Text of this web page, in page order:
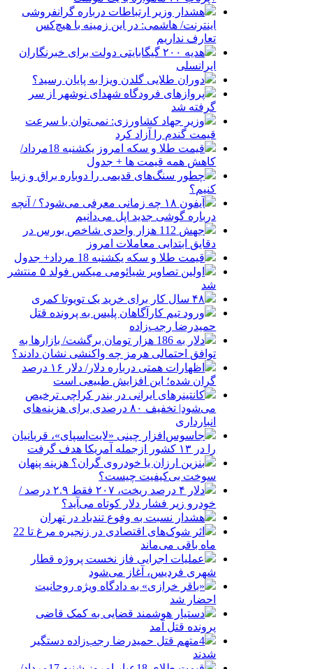
هشدار وزیر ارتباطات درباره گرانفروشی
اینترنت/ هاشمی: در این زمینه با هیچ‌کس
تعارف نداریم
هدیه ۲۰۰ گیگابایتی دولت برای خبرنگاران
ایرانسلی
دوران طلایی گلدن ویزا به پایان رسید؟
پروازهای فرودگاه شهدای نوشهر از سر
گرفته شد
وزیر جهاد کشاورزی: نمی‌توان با سرعت
قیمت گندم را آزاد کرد
قیمت طلا و سکه امروز یکشنبه 18مرداد/
کاهش همه قیمت ها + جدول
چطور سنگ‌های قدیمی را دوباره براق و زیبا
کنیم؟
آیفون ۱۸ چه زمانی معرفی می‌شود؟ / آنچه
درباره گوشی جدید اپل می‌دانیم
جهش 112 هزار واحدی شاخص بورس در
دقایق ابتدایی معاملات امروز
قیمت طلا و سکه یکشنبه 18 مرداد+ جدول
اولین تصاویر شیائومی میکس فولد ۵ منتشر
شد
۴۸ سال کار برای خرید یک تویوتا کمری
ورود تیم کارآگاهان پلیس به پرونده قتل
حمیدرضا رجب‌زاده
دلار به 186 هزار تومان برگشت/ بازارها به
توافق احتمالی هرمز چه واکنشی نشان دادند؟
اظهارات همتی درباره دلار/ دلار ۱۶ درصد
گران شده؛ این افزایش طبیعی است
کانتینرهای ایرانی در بندر کراچی ترخیص
می‌شود| تخفیف ۸۰ درصدی برای هزینه‌های
انبارداری
جاسوس‌افزار چینی «لایت‌اسپای»، قربانیان
را در ۱۳ کشور ازجمله آمریکا هدف گرفت
بنزین ارزان یا خودروی گران؟ هزینه پنهان
سوخت بی‌کیفیت چیست؟
دلار ۴ درصد ریخت، ۲۰۷ فقط ۲.۹ درصد /
خودرو زیر فشار دلار کوتاه می‌آید؟
هشدار نسبت به وفوع تندباد در تهران
اثر شوک‌های اقتصادی در زنجیره مرغ تا 22
ماه باقی می‌ماند
عملیات اجرایی فاز نخست پروژه قطار
شهری فردیس، آغاز می‌شود
«باقر خرازی» به دادگاه ویژه روحانیت
احضار شد
دستیار هوشمند قضایی به کمک قاضی
پرونده قتل آمد
4متهم قتل حمیدرضا رجب‌زاده دستگیر
شدند